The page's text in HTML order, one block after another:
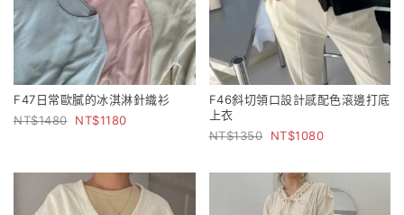
F47日常歐膩的冰淇淋針織衫
1480
1180
F46斜切領口設計感配色滾邊打底
上衣
1350
1080